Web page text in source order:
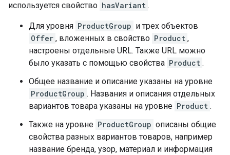
используется свойство hasVariant .
Для уровня ProductGroup и трех объектов
Offer , вложенных в свойство Product ,
настроены отдельные URL. Также URL можно
было указать с помощью свойства Product .
Общее название и описание указаны на уровне
ProductGroup . Названия и описания отдельных
вариантов товара указаны на уровне Product .
Также на уровне ProductGroup описаны общие
свойства разных вариантов товаров, например
название бренда, узор, материал и информация